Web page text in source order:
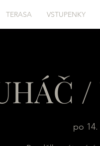
TERASA VSTUPENKY
po 14.